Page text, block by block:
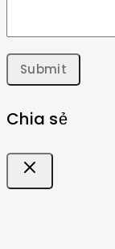
Chia sẻ